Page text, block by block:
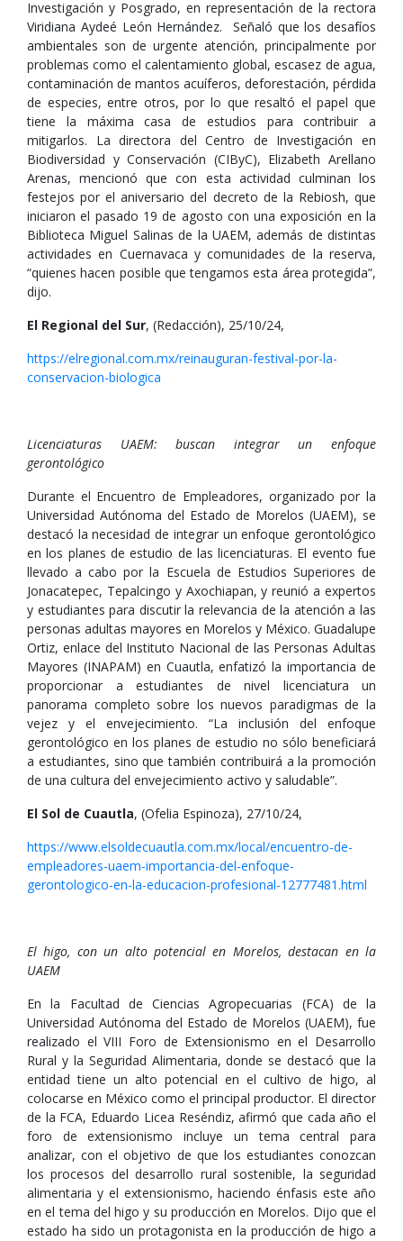
Investigación y Posgrado, en representación de la rectora
Viridiana Aydeé León Hernández. Señaló que los desafíos
ambientales son de urgente atención, principalmente por
problemas como el calentamiento global, escasez de agua,
contaminación de mantos acuíferos, deforestación, pérdida
de especies, entre otros, por lo que resaltó el papel que
tiene la máxima casa de estudios para contribuir a
mitigarlos. La directora del Centro de Investigación en
Biodiversidad y Conservación (CIByC), Elizabeth Arellano
Arenas, mencionó que con esta actividad culminan los
festejos por el aniversario del decreto de la Rebiosh, que
iniciaron el pasado 19 de agosto con una exposición en la
Biblioteca Miguel Salinas de la UAEM, además de distintas
actividades en Cuernavaca y comunidades de la reserva,
“quienes hacen posible que tengamos esta área protegida”,
dijo.
El Regional del Sur, (Redacción), 25/10/24,
https://elregional.com.mx/reinauguran-festival-por-la-
conservacion-biologica
Licenciaturas UAEM: buscan integrar un enfoque
gerontológico
Durante el Encuentro de Empleadores, organizado por la
Universidad Autónoma del Estado de Morelos (UAEM), se
destacó la necesidad de integrar un enfoque gerontológico
en los planes de estudio de las licenciaturas. El evento fue
llevado a cabo por la Escuela de Estudios Superiores de
Jonacatepec, Tepalcingo y Axochiapan, y reunió a expertos
y estudiantes para discutir la relevancia de la atención a las
personas adultas mayores en Morelos y México. Guadalupe
Ortiz, enlace del Instituto Nacional de las Personas Adultas
Mayores (INAPAM) en Cuautla, enfatizó la importancia de
proporcionar a estudiantes de nivel licenciatura un
panorama completo sobre los nuevos paradigmas de la
vejez y el envejecimiento. “La inclusión del enfoque
gerontológico en los planes de estudio no sólo beneficiará
a estudiantes, sino que también contribuirá a la promoción
de una cultura del envejecimiento activo y saludable”.
El Sol de Cuautla, (Ofelia Espinoza), 27/10/24,
https://www.elsoldecuautla.com.mx/local/encuentro-de-
empleadores-uaem-importancia-del-enfoque-
gerontologico-en-la-educacion-profesional-12777481.html
El higo, con un alto potencial en Morelos, destacan en la
UAEM
En la Facultad de Ciencias Agropecuarias (FCA) de la
Universidad Autónoma del Estado de Morelos (UAEM), fue
realizado el VIII Foro de Extensionismo en el Desarrollo
Rural y la Seguridad Alimentaria, donde se destacó que la
entidad tiene un alto potencial en el cultivo de higo, al
colocarse en México como el principal productor. El director
de la FCA, Eduardo Licea Reséndiz, afirmó que cada año el
foro de extensionismo incluye un tema central para
analizar, con el objetivo de que los estudiantes conozcan
los procesos del desarrollo rural sostenible, la seguridad
alimentaria y el extensionismo, haciendo énfasis este año
en el tema del higo y su producción en Morelos. Dijo que el
estado ha sido un protagonista en la producción de higo a